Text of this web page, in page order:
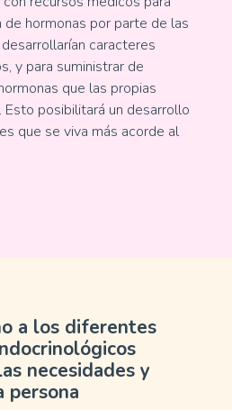
hormonas por parte de las
caracteres
y para suministrar de
que las propias
Esto posibilitará un desarrollo
que se viva más acorde al
a los diferentes
necesidades y
persona